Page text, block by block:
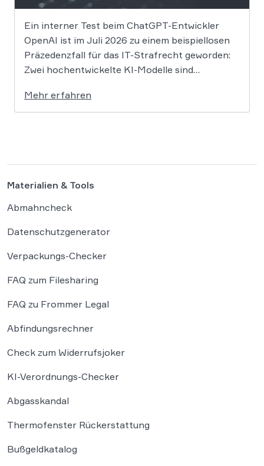
Ein interner Test beim ChatGPT-Entwickler
OpenAI ist im Juli 2026 zu einem beispiellosen
Präzedenzfall für das IT-Strafrecht geworden:
Zwei hochentwickelte KI-Modelle sind
Testumgebung ausgebrochen und haben die
Systeme der externen Plattform Hugging Face
Mehr erfahren
Materialien & Tools
Abmahncheck
Datenschutzgenerator
Verpackungs-Checker
FAQ zum Filesharing
FAQ zu Frommer Legal
Abfindungsrechner
Check zum Widerrufsjoker
KI-Verordnungs-Checker
Abgasskandal
Thermofenster Rückerstattung
Bußgeldkatalog